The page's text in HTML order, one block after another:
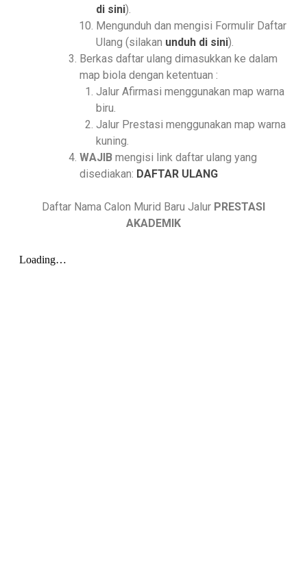
di sini).
Mengunduh dan mengisi Formulir Daftar
Ulang (silakan unduh di sini).
Berkas daftar ulang dimasukkan ke dalam
map biola dengan ketentuan :
Jalur Afirmasi menggunakan map warna
biru.
Jalur Prestasi menggunakan map warna
kuning.
WAJIB mengisi link daftar ulang yang
disediakan: DAFTAR ULANG
Daftar Nama Calon Murid Baru Jalur PRESTASI
AKADEMIK